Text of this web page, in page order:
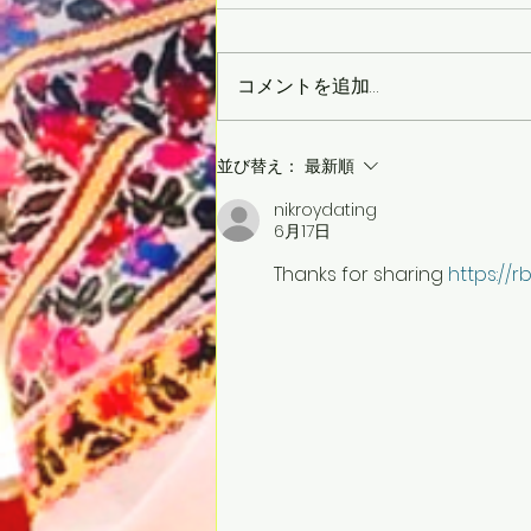
2025年2月12日 ウクライナ
コメントを追加…
並び替え： 最新順
nikroydating
6月17日
Thanks for sharing https://